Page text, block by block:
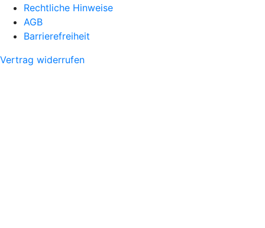
Rechtliche Hinweise
AGB
Barrierefreiheit
Vertrag widerrufen